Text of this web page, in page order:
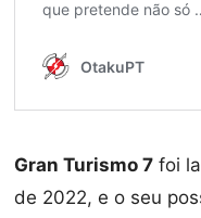
Gran Turismo 7 foi
de 2022, e o seu